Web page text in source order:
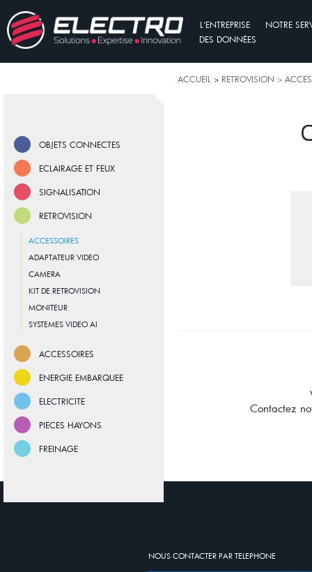
L'ENTREPRISE
NOTRE
DES DONNÉES
ACCUEIL > RETROVISION >
OBJETS CONNECTES
ECLAIRAGE ET FEUX
SIGNALISATION
RETROVISION
ACCESSOIRES
ADAPTATEUR VIDEO
CAMERA
KIT DE RETROVISION
MONITEUR
SYSTEMES VIDEO AI
ACCESSOIRES
ENERGIE EMBARQUEE
ELECTRICITE
PIECES HAYONS
FREINAGE
Contactez
NOUS CONTACTER PAR TELEPHONE